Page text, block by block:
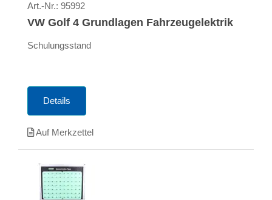
Art.-Nr.: 95992
VW Golf 4 Grundlagen Fahrzeugelektrik
Schulungsstand
Details
Auf Merkzettel